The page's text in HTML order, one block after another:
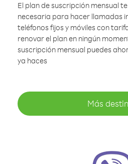
El plan de suscripción mensual
necesaria para hacer llamadas
teléfonos fijos y móviles con
renovar el plan en ningún
suscripción mensual puedes
ya haces
Más